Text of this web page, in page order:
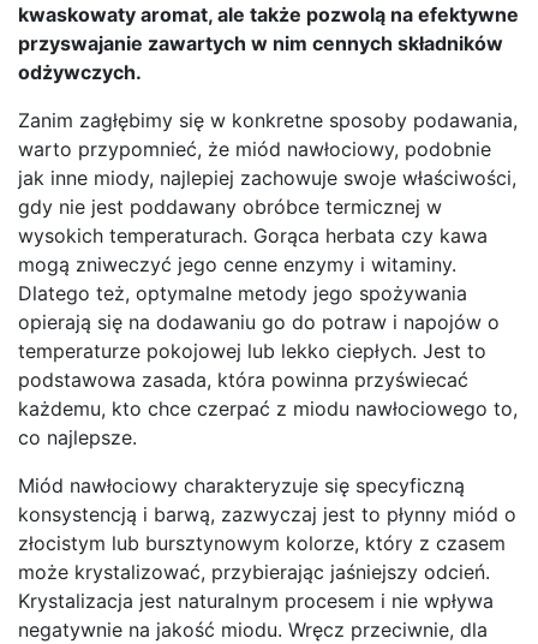
kwaskowaty aromat, ale także pozwolą na efektywne
przyswajanie zawartych w nim cennych składników
odżywczych.
Zanim zagłębimy się w konkretne sposoby podawania,
warto przypomnieć, że miód nawłociowy, podobnie
jak inne miody, najlepiej zachowuje swoje właściwości,
gdy nie jest poddawany obróbce termicznej w
wysokich temperaturach. Gorąca herbata czy kawa
mogą zniweczyć jego cenne enzymy i witaminy.
Dlatego też, optymalne metody jego spożywania
opierają się na dodawaniu go do potraw i napojów o
temperaturze pokojowej lub lekko ciepłych. Jest to
podstawowa zasada, która powinna przyświecać
każdemu, kto chce czerpać z miodu nawłociowego to,
co najlepsze.
Miód nawłociowy charakteryzuje się specyficzną
konsystencją i barwą, zazwyczaj jest to płynny miód o
złocistym lub bursztynowym kolorze, który z czasem
może krystalizować, przybierając jaśniejszy odcień.
Krystalizacja jest naturalnym procesem i nie wpływa
negatywnie na jakość miodu. Wręcz przeciwnie, dla